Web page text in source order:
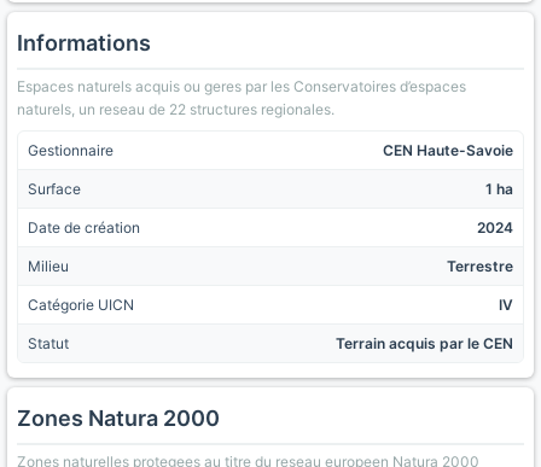
Informations
Espaces naturels acquis ou geres par les Conservatoires d’espaces
naturels, un reseau de 22 structures regionales.
Gestionnaire CEN Haute-Savoie
Surface 1 ha
Date de création 2024
Milieu Terrestre
Catégorie UICN IV
Statut Terrain acquis par le CEN
Zones Natura 2000
Zones naturelles protegees au titre du reseau europeen Natura 2000